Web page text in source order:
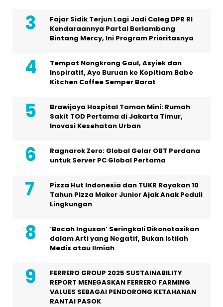
Fajar Sidik Terjun Lagi Jadi Caleg DPR RI
Kendaraannya Partai Berlambang
Bintang Mercy, Ini Program Prioritasnya
Tempat Nongkrong Gaul, Asyiek dan
Inspiratif, Ayo Buruan ke Kopitiam Babe
Kitchen Coffee Semper Barat
Brawijaya Hospital Taman Mini: Rumah
Sakit TOD Pertama di Jakarta Timur,
Inovasi Kesehatan Urban
Ragnarok Zero: Global Gelar OBT Perdana
untuk Server PC Global Pertama
Pizza Hut Indonesia dan TUKR Rayakan 10
Tahun Pizza Maker Junior Ajak Anak Peduli
Lingkungan
‘Bocah Ingusan’ Seringkali Dikonotasikan
dalam Arti yang Negatif, Bukan Istilah
Medis atau Ilmiah
FERRERO GROUP 2025 SUSTAINABILITY
REPORT MENEGASKAN FERRERO FARMING
VALUES SEBAGAI PENDORONG KETAHANAN
RANTAI PASOK